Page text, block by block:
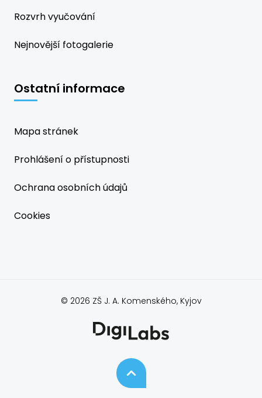
Rozvrh vyučování
Nejnovější fotogalerie
Ostatní informace
Mapa stránek
Prohlášení o přístupnosti
Ochrana osobních údajů
Cookies
© 2026 ZŠ J. A. Komenského, Kyjov